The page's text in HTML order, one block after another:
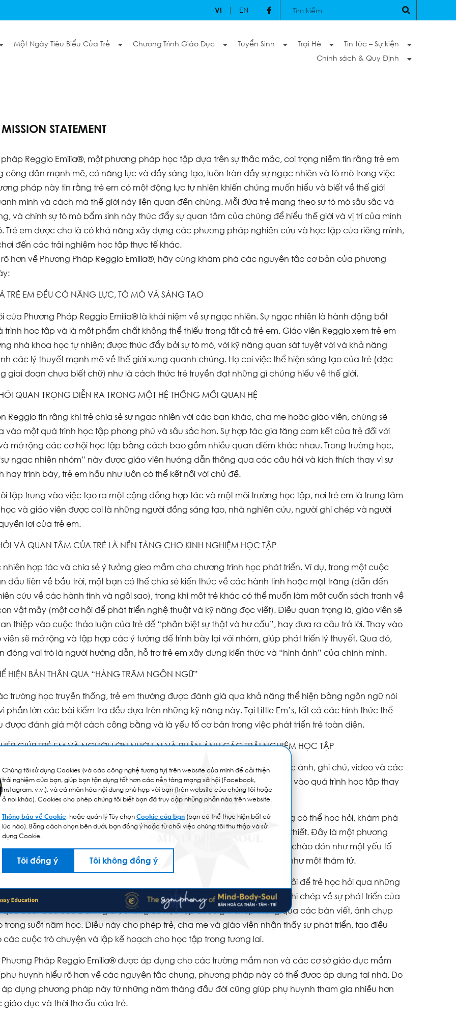
VI EN
Một Ngày Tiêu Biểu Của Trẻ Chương Trình Giáo Dục Tuyển Sinh Trại Hè
Tin tức – Sự kiện
Chính sách & Quy Định
STATEMENT
Reggio Emilia®️, một phương pháp học tập dựa trên sự thắc mắc, coi trọng niềm tin rằng trẻ em
công dân mạnh mẽ, có năng lực và đầy sáng tạo, luôn tràn đầy sự ngạc nhiên và tò mò trong việc
pháp này tin rằng trẻ em có một động lực tự nhiên khiến chúng muốn hiểu và biết về thế giới
mình và cách mà thế giới này liên quan đến chúng. Mỗi đứa trẻ mang theo sự tò mò sâu sắc và
và chính sự tò mò bẩm sinh này thúc đẩy sự quan tâm của chúng để hiểu thế giới và vị trí của mình
Trẻ em được cho là có khả năng xây dựng các phương pháp nghiên cứu và học tập của riêng mình,
đến các trải nghiệm học tập thực tế khác.
hơn về Phương Pháp Reggio Emilia®️, hãy cùng khám phá các nguyên tắc cơ bản của phương
TRẺ EM ĐỀU CÓ NĂNG LỰC, TÒ MÒ VÀ SÁNG TẠO
của Phương Pháp Reggio Emilia®️ là khái niệm về sự ngạc nhiên. Sự ngạc nhiên là hành động bắt
trình học tập và là một phẩm chất không thể thiếu trong tất cả trẻ em. Giáo viên Reggio xem trẻ em
nhà khoa học tự nhiên; được thúc đẩy bởi sự tò mò, với kỹ năng quan sát tuyệt vời và khả năng
các lý thuyết mạnh mẽ về thế giới xung quanh chúng. Họ coi việc thể hiện sáng tạo của trẻ (đặc
giai đoạn chưa biết chữ) như là cách thức trẻ truyền đạt những gì chúng hiểu về thế giới.
QUAN TRỌNG DIỄN RA TRONG MỘT HỆ THỐNG MỐI QUAN HỆ
Reggio tin rằng khi trẻ chia sẻ sự ngạc nhiên với các bạn khác, cha mẹ hoặc giáo viên, chúng sẽ
vào một quá trình học tập phong phú và sâu sắc hơn. Sự hợp tác gia tăng cam kết của trẻ đối với
mở rộng các cơ hội học tập bằng cách bao gồm nhiều quan điểm khác nhau. Trong trường học,
ngạc nhiên nhóm” này được giáo viên hướng dẫn thông qua các câu hỏi và kích thích thay vì sự
hay trình bày, trẻ em hầu như luôn có thể kết nối với chủ đề.
tập trung vào việc tạo ra một cộng đồng hợp tác và một môi trường học tập, nơi trẻ em là trung tâm
và giáo viên được coi là những người đồng sáng tạo, nhà nghiên cứu, người ghi chép và người
lợi của trẻ em.
VÀ QUAN TÂM CỦA TRẺ LÀ NỀN TẢNG CHO KINH NGHIỆM HỌC TẬP
nhiên hợp tác và chia sẻ ý tưởng gieo mầm cho chương trình học phát triển. Ví dụ, trong một cuộc
đầu tiên về bầu trời, một bạn có thể chia sẻ kiến thức về các hành tinh hoặc mặt trăng (dẫn đến
cứu về các hành tinh và ngôi sao), trong khi một trẻ khác có thể muốn làm một cuốn sách tranh về
vật mây (một cơ hội để phát triển nghệ thuật và kỹ năng đọc viết). Điều quan trọng là, giáo viên sẽ
thiệp vào cuộc thảo luận của trẻ để “phân biệt sự thật và hư cấu”, hay đưa ra câu trả lời. Thay vào
viên sẽ mở rộng và tập hợp các ý tưởng để trình bày lại với nhóm, giúp phát triển lý thuyết. Qua đó,
đóng vai trò là người hướng dẫn, hỗ trợ trẻ em xây dựng kiến thức và “hình ảnh” của chính mình.
HIỆN BẢN THÂN QUA “HÀNG TRĂM NGÔN NGỮ”
trường học truyền thống, trẻ em thường được đánh giá qua khả năng thể hiện bằng ngôn ngữ nói
phần lớn các bài kiểm tra đều dựa trên những kỹ năng này. Tại Little Em’s, tất cả các hình thức thể
được đánh giá một cách công bằng và là yếu tố cơ bản trong việc phát triển trẻ toàn diện.
GIÚP TRẺ EM VÀ NGƯỜI LỚN NHỚ LẠI VÀ PHẢN ÁNH CÁC TRẢI NGHIỆM HỌC TẬP
quá trình học, giáo viên ghi chép lại trải nghiệm của trẻ em qua các bức ảnh, ghi chú, video và các
nghệ thuật khác. Những tài liệu này được tổng hợp và chia sẻ, tập trung vào quá trình học tập thay
cuối cùng.
phương pháp giáo dục này, thời gian được dành cho trẻ em để chúng có thể học hỏi, khám phá
lại và tiếp tục tìm hiểu một nghiên cứu hoặc chủ đề quan tâm khi cần thiết. Đây là một phương
trên việc lắng nghe thay vì nói; nơi mà sự nghi ngờ và ngạc nhiên được chào đón như một yếu tố
trong việc nghiên cứu khoa học và các phương pháp suy luận giống như một thám tử.
tôi luôn nhớ rằng tất cả trẻ em đều là những người học bình đẳng, chúng tôi để trẻ học hỏi qua những
vì việc sửa chữa. Khác với các chương trình khác, nơi giáo viên phải ghi chép về sự phát triển của
qua các “Báo cáo Đánh giá”, chứng cứ học tập được ghi chép thông qua các bản viết, ảnh chụp
trong suốt năm học. Điều này cho phép trẻ, cha mẹ và giáo viên nhận thấy sự phát triển, tạo điều
các cuộc trò chuyện và lập kế hoạch cho học tập trong tương lai.
Pháp Reggio Emilia®️ được áp dụng cho các trường mầm non và các cơ sở giáo dục mầm
phụ huynh hiểu rõ hơn về các nguyên tắc chung, phương pháp này có thể được áp dụng tại nhà. Do
áp dụng phương pháp này từ những năm tháng đầu đời cũng giúp phụ huynh tham gia nhiều hơn
giáo dục và thời thơ ấu của trẻ.
Chúng tôi sử dụng Cookies (và các công nghệ tương tự) trên website của mình để cải thiện
trải nghiệm của bạn, giúp bạn tận dụng tốt hơn các nền tảng mạng xã hội (Facebook,
Instagram, v.v.), và cá nhân hóa nội dung phù hợp với bạn (trên website của chúng tôi hoặc
ở nơi khác). Cookies cho phép chúng tôi biết bạn đã truy cập những phần nào trên website.
Thông báo về Cookie, hoặc quản lý Tùy chọn Cookie của bạn (bạn có thể thực hiện bất cứ
lúc nào). Bằng cách chọn bên dưới, bạn đồng ý hoặc từ chối việc chúng tôi thu thập và sử
dụng Cookie.
Tôi đồng ý Tôi không đồng ý